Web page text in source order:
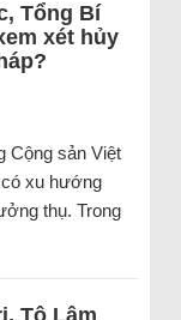
Tổng Bí
xét hủy
Cộng sản Việt
xu hướng
thụ. Trong
Tô Lâm